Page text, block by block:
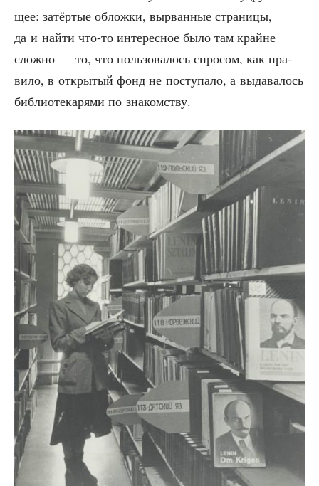
щее: затёр­тые облож­ки, вырван­ные стра­ни­цы,
да и най­ти что-то инте­рес­ное было там крайне
слож­но — то, что поль­зо­ва­лось спро­сом, как пра­
ви­ло, в откры­тый фонд не посту­па­ло, а выда­ва­лось
биб­лио­те­ка­ря­ми по знакомству.